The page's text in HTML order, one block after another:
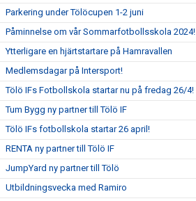
Parkering under Tölöcupen 1-2 juni
Påminnelse om vår Sommarfotbollsskola 2024!
Ytterligare en hjärtstartare på Hamravallen
Medlemsdagar på Intersport!
Tölö IFs Fotbollskola startar nu på fredag 26/4!
Tum Bygg ny partner till Tölö IF
Tölö IFs fotbollskola startar 26 april!
RENTA ny partner till Tölö IF
JumpYard ny partner till Tölö
Utbildningsvecka med Ramiro